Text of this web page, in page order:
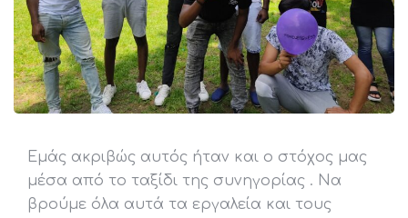
Εμάς ακριβώς αυτός ήταν και ο στόχος μας
μέσα από το ταξίδι της συνηγορίας . Να
βρούμε όλα αυτά τα εργαλεία και τους